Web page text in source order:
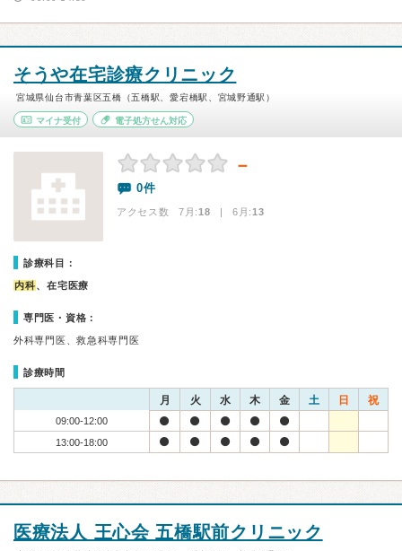
そうや在宅診療クリニック
宮城県仙台市青葉区五橋（五橋駅、愛宕橋駅、宮城野通駅）
マイナ受付 電子処方せん対応
－
0件
アクセス数 7月:18 | 6月:13
診療科目：
内科、在宅医療
専門医・資格：
外科専門医、救急科専門医
診療時間
月 火 水 木 金 土 日 祝
09:00-12:00
13:00-18:00
医療法人 王心会 五橋駅前クリニック